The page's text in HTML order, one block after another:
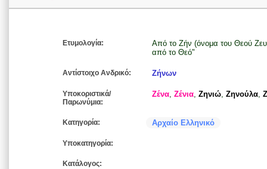
Ετυμολογία:
Από το Ζήν (όνομα του Θεού
από το Θεό"
Αντίστοιχο Ανδρικό: Ζήνων
Υποκοριστικά/
Παρωνύμια:
Ζένα, Ζένια, Ζηνιώ, Ζηνούλα,
Κατηγορία: Αρχαίο Ελληνικό
Υποκατηγορία:
Κατάλογος: